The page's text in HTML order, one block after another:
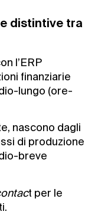
distintive tra
l’ERP
finanziarie
lungo (ore-
nascono dagli
di produzione
breve
t per le